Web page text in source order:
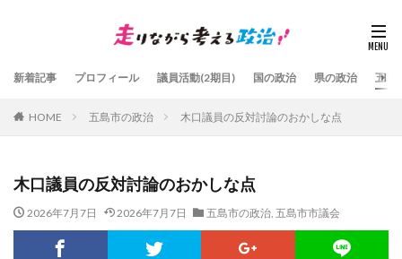
新着記事 プロフィール 議員活動(2期目) 国の政治 県の政治 五島
HOME 五島市の政治 木口議員の反対討論のおかしな点
木口議員の反対討論のおかしな点
2026年7月7日 2026年7月7日 五島市の政治, 五島市市議会